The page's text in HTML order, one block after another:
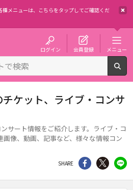
メニューは、
こちらをタップしてご確認くだ
ログイン 会員登録 メニュー
ケット、ライブ・コンサ
サート情報をご紹介します。ライブ・コ
像、動画、記事など、様々な情報コン
SHARE シェア Twitter